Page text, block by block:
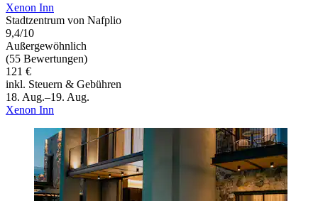
Xenon Inn
Stadtzentrum von Nafplio
9,4/10
Außergewöhnlich
(55 Bewertungen)
121 €
inkl. Steuern & Gebühren
18. Aug.–19. Aug.
Xenon Inn